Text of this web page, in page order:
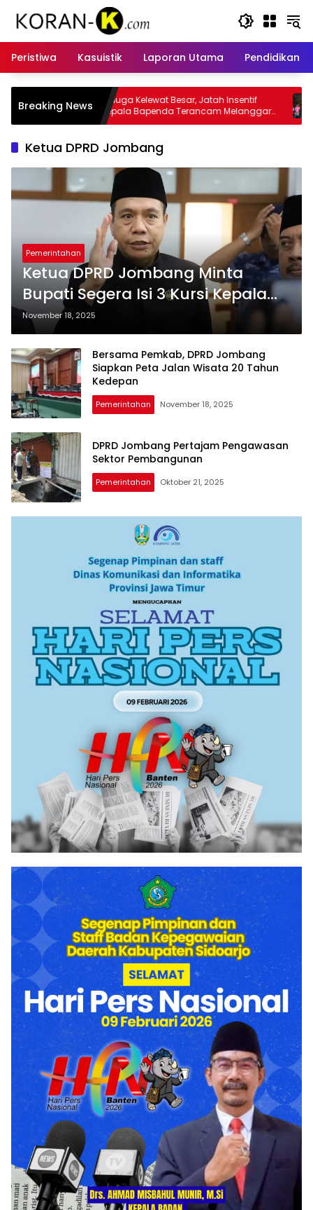
Peristiwa
Kasuistik Laporan Utama Pendidikan
Breaking News
Besar, Jatah Insentif
Terancam Melanggar
Kasus Insentif Pajak Listrik
Tersangka
Ketua DPRD Jombang
Pemerintahan
Ketua DPRD Jombang Minta
Bupati Segera Isi 3 Kursi Kepala
Dinas Kosong
November 18, 2025
Bersama Pemkab, DPRD Jombang
Siapkan Peta Jalan Wisata 20 Tahun
Kedepan
Pemerintahan November 18, 2025
DPRD Jombang Pertajam Pengawasan
Sektor Pembangunan
Pemerintahan Oktober 21, 2025